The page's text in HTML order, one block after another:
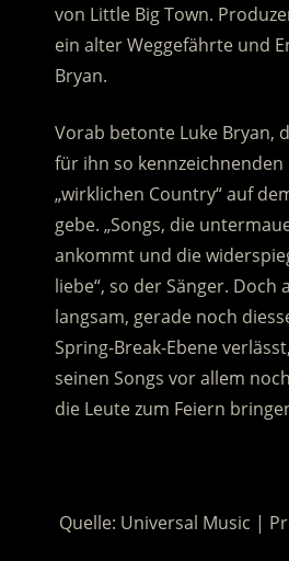
von Little Big Town.
ein alter Weggefährte und
Bryan.
Vorab betonte Luke Bryan,
für ihn so kennzeichnenden
„wirklichen Country“ auf
gebe. „Songs, die
ankommt und die
liebe“, so der Sänger. Doch
langsam, gerade noch
Spring-Break-Ebene
seinen Songs vor allem
die Leute zum Feiern
Quelle: Universal Music |